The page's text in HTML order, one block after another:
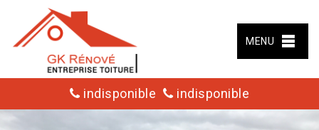
MENU
indisponible indisponible